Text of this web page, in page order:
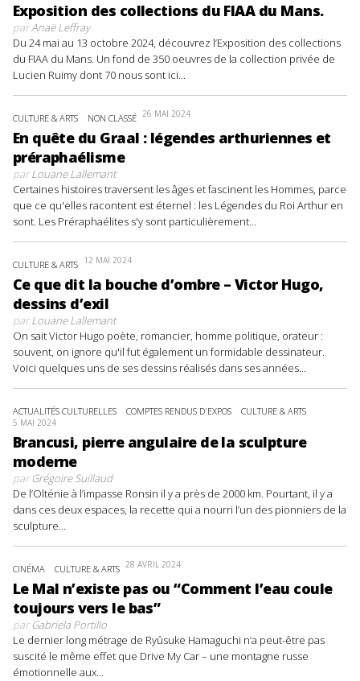
Exposition des collections du FIAA du Mans.
parAnaë Leffray
Du 24 mai au 13 octobre 2024, découvrez l’Exposition des collections
du FIAA du Mans. Un fond de 350 oeuvres de la collection privée de
Lucien Ruimy dont 70 nous sont ici...
CULTURE & ARTS NON CLASSÉ 26 MAI 2024
En quête du Graal : légendes arthuriennes et
préraphaélisme
parLouane Lallemant
Certaines histoires traversent les âges et fascinent les Hommes, parce
que ce qu'elles racontent est éternel : les Légendes du Roi Arthur en
sont. Les Préraphaélites s'y sont particulièrement...
CULTURE & ARTS 12 MAI 2024
Ce que dit la bouche d’ombre – Victor Hugo,
dessins d’exil
parLouane Lallemant
On sait Victor Hugo poète, romancier, homme politique, orateur :
souvent, on ignore qu'il fut également un formidable dessinateur.
Voici quelques uns de ses dessins réalisés dans ses années...
ACTUALITÉS CULTURELLES COMPTES RENDUS D'EXPOS CULTURE & ARTS
5 MAI 2024
Brancusi, pierre angulaire de la sculpture
moderne
parGrégoire Suillaud
De l’Olténie à l’impasse Ronsin il y a près de 2000 km. Pourtant, il y a
dans ces deux espaces, la recette qui a nourri l’un des pionniers de la
sculpture...
CINÉMA CULTURE & ARTS 28 AVRIL 2024
Le Mal n’existe pas ou “Comment l’eau coule
toujours vers le bas”
parGabriela Portillo
Le dernier long métrage de Ryûsuke Hamaguchi n’a peut-être pas
suscité le même effet que Drive My Car – une montagne russe
émotionnelle aux...